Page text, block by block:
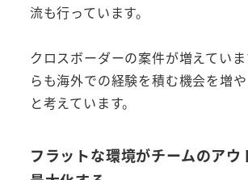
流も行っています。
クロスボーダーの案件が増えてい
らも海外での経験を積む機会を増
と考えています。
フラットな環境がチームのアウ